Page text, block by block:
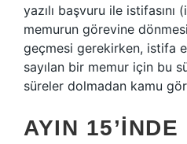
yazılı başvuru ile istifasını
memurun görevine
geçmesi gerekirken, istifa
sayılan bir memur için bu
süreler dolmadan kamu
AYIN 15’INDE